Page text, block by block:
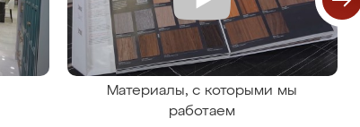
Материалы, с которыми мы
работаем